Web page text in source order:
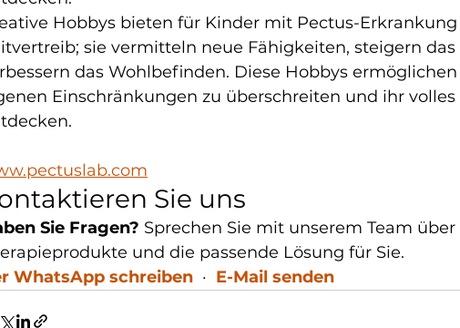
Hobbys bieten für Kinder mit Pectus-
sie vermitteln neue Fähigkeiten, steigern
das Wohlbefinden. Diese Hobbys
Einschränkungen zu überschreiten und ihr volles
Sie uns
Sie Fragen? Sprechen Sie mit unserem Team über
und die passende Lösung für Sie.
WhatsApp schreiben
  ·
E-Mail senden